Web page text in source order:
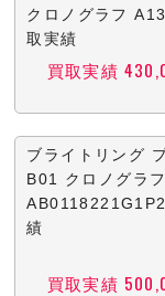
クロノグラフ
取実績
買取実績
ブライトリング
B01 クロノグラフ
績
買取実績